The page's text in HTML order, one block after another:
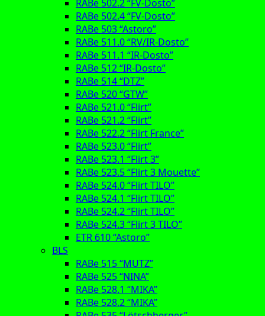
RABe 502.2 “FV-Dosto”
RABe 502.4 “FV-Dosto”
RABe 503 “Astoro”
RABe 511.0 “RV/IR-Dosto”
RABe 511.1 “IR-Dosto”
RABe 512 “IR-Dosto”
RABe 514 “DTZ”
RABe 520 “GTW”
RABe 521.0 “Flirt”
RABe 521.2 “Flirt”
RABe 522.2 “Flirt France”
RABe 523.0 “Flirt”
RABe 523.1 “Flirt 3”
RABe 523.5 “Flirt 3 Mouette”
RABe 524.0 “Flirt TILO”
RABe 524.1 “Flirt TILO”
RABe 524.2 “Flirt TILO”
RABe 524.3 “Flirt 3 TILO”
ETR 610 “Astoro”
BLS
RABe 515 “MUTZ”
RABe 525 “NINA”
RABe 528.1 “MIKA”
RABe 528.2 “MIKA”